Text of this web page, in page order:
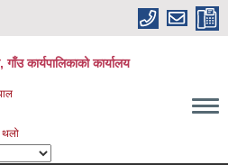
कार्यपालिकाको कार्यालय
थलो